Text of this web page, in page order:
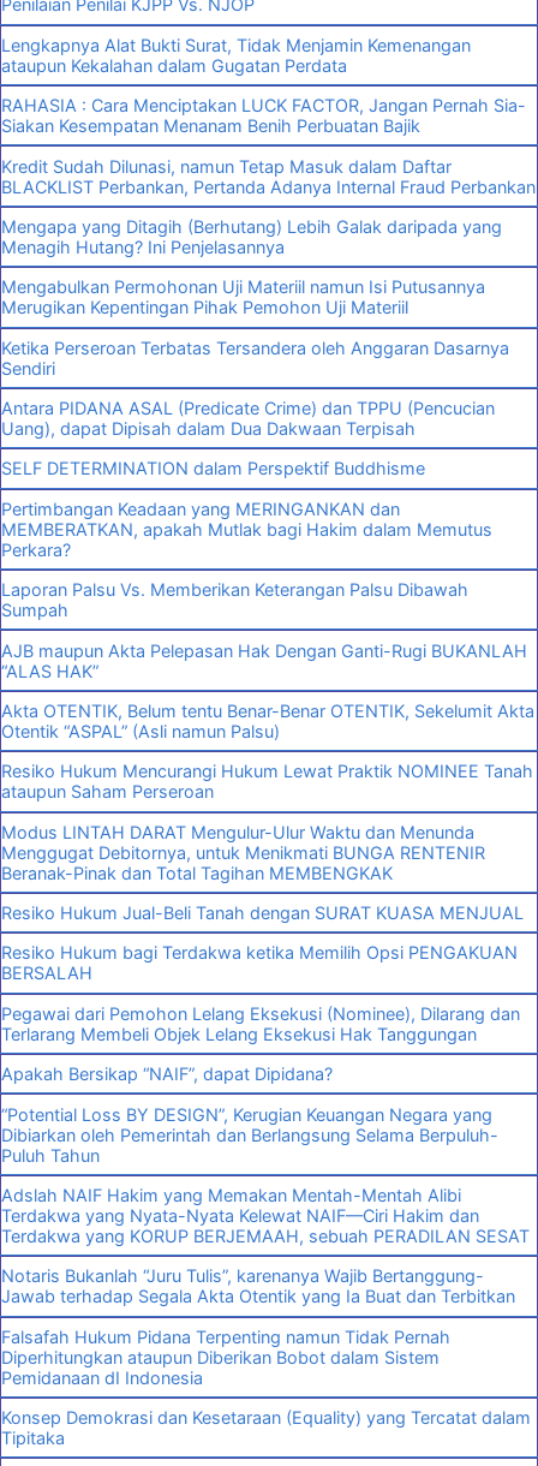
Penilaian Penilai KJPP Vs. NJOP
Lengkapnya Alat Bukti Surat, Tidak Menjamin Kemenangan
ataupun Kekalahan dalam Gugatan Perdata
RAHASIA : Cara Menciptakan LUCK FACTOR, Jangan Pernah Sia-
Siakan Kesempatan Menanam Benih Perbuatan Bajik
Kredit Sudah Dilunasi, namun Tetap Masuk dalam Daftar
BLACKLIST Perbankan, Pertanda Adanya Internal Fraud Perbankan
Mengapa yang Ditagih (Berhutang) Lebih Galak daripada yang
Menagih Hutang? Ini Penjelasannya
Mengabulkan Permohonan Uji Materiil namun Isi Putusannya
Merugikan Kepentingan Pihak Pemohon Uji Materiil
Ketika Perseroan Terbatas Tersandera oleh Anggaran Dasarnya
Sendiri
Antara PIDANA ASAL (Predicate Crime) dan TPPU (Pencucian
Uang), dapat Dipisah dalam Dua Dakwaan Terpisah
SELF DETERMINATION dalam Perspektif Buddhisme
Pertimbangan Keadaan yang MERINGANKAN dan
MEMBERATKAN, apakah Mutlak bagi Hakim dalam Memutus
Perkara?
Laporan Palsu Vs. Memberikan Keterangan Palsu Dibawah
Sumpah
AJB maupun Akta Pelepasan Hak Dengan Ganti-Rugi BUKANLAH
“ALAS HAK”
Akta OTENTIK, Belum tentu Benar-Benar OTENTIK, Sekelumit Akta
Otentik “ASPAL” (Asli namun Palsu)
Resiko Hukum Mencurangi Hukum Lewat Praktik NOMINEE Tanah
ataupun Saham Perseroan
Modus LINTAH DARAT Mengulur-Ulur Waktu dan Menunda
Menggugat Debitornya, untuk Menikmati BUNGA RENTENIR
Beranak-Pinak dan Total Tagihan MEMBENGKAK
Resiko Hukum Jual-Beli Tanah dengan SURAT KUASA MENJUAL
Resiko Hukum bagi Terdakwa ketika Memilih Opsi PENGAKUAN
BERSALAH
Pegawai dari Pemohon Lelang Eksekusi (Nominee), Dilarang dan
Terlarang Membeli Objek Lelang Eksekusi Hak Tanggungan
Apakah Bersikap “NAIF”, dapat Dipidana?
“Potential Loss BY DESIGN”, Kerugian Keuangan Negara yang
Dibiarkan oleh Pemerintah dan Berlangsung Selama Berpuluh-
Puluh Tahun
Adslah NAIF Hakim yang Memakan Mentah-Mentah Alibi
Terdakwa yang Nyata-Nyata Kelewat NAIF—Ciri Hakim dan
Terdakwa yang KORUP BERJEMAAH, sebuah PERADILAN SESAT
Notaris Bukanlah “Juru Tulis”, karenanya Wajib Bertanggung-
Jawab terhadap Segala Akta Otentik yang Ia Buat dan Terbitkan
Falsafah Hukum Pidana Terpenting namun Tidak Pernah
Diperhitungkan ataupun Diberikan Bobot dalam Sistem
Pemidanaan dI Indonesia
Konsep Demokrasi dan Kesetaraan (Equality) yang Tercatat dalam
Tipitaka